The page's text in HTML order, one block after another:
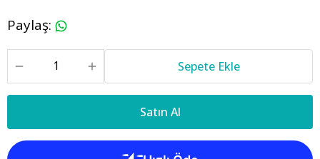
Paylaş:
Sepete Ekle
Satın Al